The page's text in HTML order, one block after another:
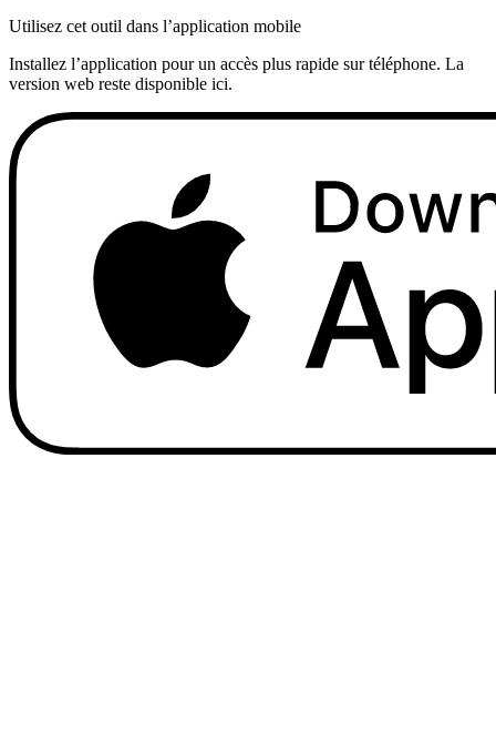
Utilisez cet outil dans l’application mobile
Installez l’application pour un accès plus rapide sur téléphone. La
version web reste disponible ici.